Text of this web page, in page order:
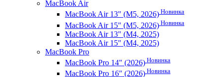
MacBook Air
MacBook Air 13" (M5, 2026) Новинка
MacBook Air 15" (M5, 2026) Новинка
MacBook Air 13" (M4, 2025)
MacBook Air 15" (M4, 2025)
MacBook Pro
MacBook Pro 14" (2026) Новинка
MacBook Pro 16" (2026) Новинка